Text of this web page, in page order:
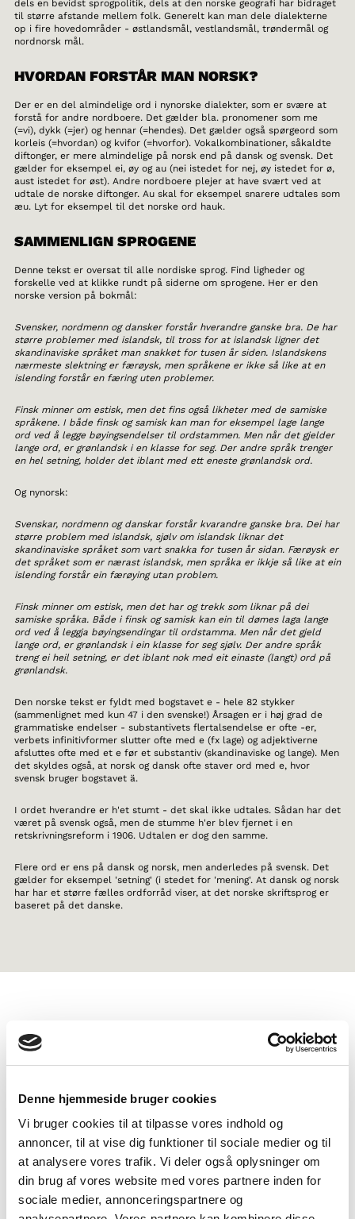
Denne hjemmeside bruger cookies
Vi bruger cookies til at tilpasse vores indhold og
annoncer, til at vise dig funktioner til sociale medier og til
at analysere vores trafik. Vi deler også oplysninger om
din brug af vores website med vores partnere inden for
sociale medier, annonceringspartnere og
Gymnasiale udd.
1-3 skoletimer
dels en bevidst sprogpolitik, dels at den norske geografi har bidraget
til større afstande mellem folk. Generelt kan man dele dialekterne
op i fire hovedområder - østlandsmål, vestlandsmål, trøndermål og
nordnorsk mål.
HVORDAN FORSTÅR MAN NORSK?
Der er en del almindelige ord i nynorske dialekter, som er svære at
forstå for andre nordboere. Det gælder bla. pronomener som me
(=vi), dykk (=jer) og hennar (=hendes). Det gælder også spørgeord som
korleis (=hvordan) og kvifor (=hvorfor). Vokalkombinationer, såkaldte
diftonger, er mere almindelige på norsk end på dansk og svensk. Det
gælder for eksempel ei, øy og au (nei istedet for nej, øy istedet for ø,
aust istedet for øst). Andre nordboere plejer at have svært ved at
udtale de norske diftonger. Au skal for eksempel snarere udtales som
æu. Lyt for eksempel til det norske ord hauk.
SAMMENLIGN SPROGENE
Denne tekst er oversat til alle nordiske sprog. Find ligheder og
forskelle ved at klikke rundt på siderne om sprogene. Her er den
norske version på bokmål:
Svensker, nordmenn og dansker forstår hverandre ganske bra. De har
større problemer med islandsk, til tross for at islandsk ligner det
skandinaviske språket man snakket for tusen år siden. Islandskens
nærmeste slektning er færøysk, men språkene er ikke så like at en
islending forstår en færing uten problemer.
Finsk minner om estisk, men det fins også likheter med de samiske
språkene. I både finsk og samisk kan man for eksempel lage lange
ord ved å legge bøyingsendelser til ordstammen. Men når det gjelder
lange ord, er grønlandsk i en klasse for seg. Der andre språk trenger
en hel setning, holder det iblant med ett eneste grønlandsk ord.
Og nynorsk:
Svenskar, nordmenn og danskar forstår kvarandre ganske bra. Dei har
større problem med islandsk, sjølv om islandsk liknar det
skandinaviske språket som vart snakka for tusen år sidan. Færøysk er
det språket som er nærast islandsk, men språka er ikkje så like at ein
islending forstår ein færøying utan problem.
Finsk minner om estisk, men det har og trekk som liknar på dei
samiske språka. Både i finsk og samisk kan ein til dømes laga lange
ord ved å leggja bøyingsendingar til ordstamma. Men når det gjeld
lange ord, er grønlandsk i ein klasse for seg sjølv. Der andre språk
treng ei heil setning, er det iblant nok med eit einaste (langt) ord på
grønlandsk.
Den norske tekst er fyldt med bogstavet e - hele 82 stykker
(sammenlignet med kun 47 i den svenske!) Årsagen er i høj grad de
grammatiske endelser - substantivets flertalsendelse er ofte -er,
verbets infinitivformer slutter ofte med e (fx lage) og adjektiverne
afsluttes ofte med et e før et substantiv (skandinaviske og lange). Men
det skyldes også, at norsk og dansk ofte staver ord med e, hvor
svensk bruger bogstavet ä.
I ordet hverandre er h'et stumt - det skal ikke udtales. Sådan har det
været på svensk også, men de stumme h'er blev fjernet i en
retskrivningsreform i 1906. Udtalen er dog den samme.
Flere ord er ens på dansk og norsk, men anderledes på svensk. Det
gælder for eksempel 'setning' (i stedet for 'mening'. At dansk og norsk
har har et større fælles ordforråd viser, at det norske skriftsprog er
baseret på det danske.